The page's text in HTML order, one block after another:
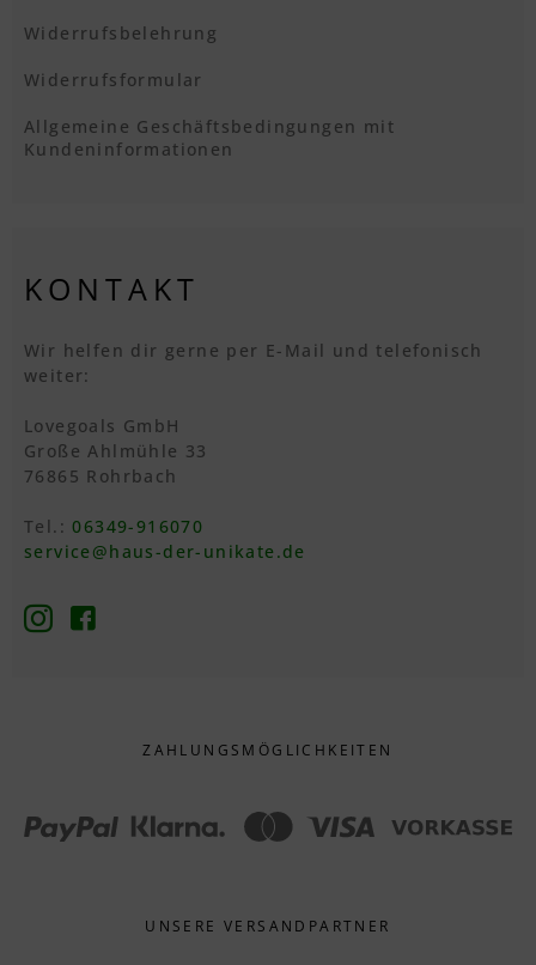
Widerrufsbelehrung
Widerrufsformular
Allgemeine Geschäftsbedingungen mit
Kundeninformationen
KONTAKT
Wir helfen dir gerne per E-Mail und telefonisch
weiter:
Lovegoals GmbH
Große Ahlmühle 33
76865 Rohrbach
Tel.:06349-916070
service@haus-der-unikate.de
ZAHLUNGS­MÖGLICHKEITEN
UNSERE VERSANDPARTNER